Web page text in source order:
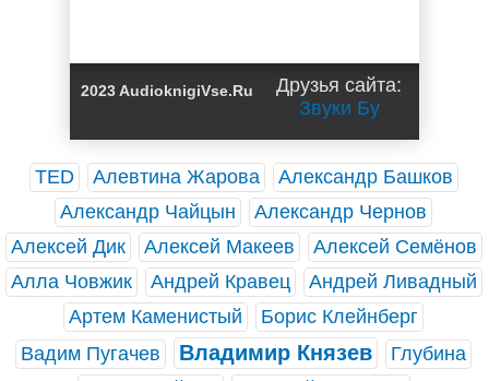
2023 AudioknigiVse.Ru
Друзья сайта:
Звуки Бу
TED Алевтина Жарова
Александр Башков
Александр Чайцын
Александр Чернов
Алексей Дик
Алексей Макеев
Алексей Семёнов
Алла Човжик
Андрей Кравец
Андрей Ливадный
Артем Каменистый
Борис Клейнберг
Вадим Пугачев
Владимир Князев
Глубина